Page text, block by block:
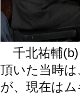
千北祐輔(b)
頂いた当時
が、現在は